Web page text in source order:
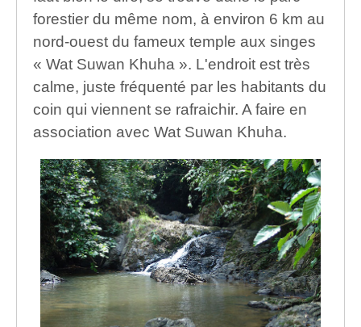
forestier du même nom, à environ 6 km au
nord-ouest du fameux temple aux singes
« Wat Suwan Khuha ». L'endroit est très
calme, juste fréquenté par les habitants du
coin qui viennent se rafraichir. A faire en
association avec Wat Suwan Khuha.